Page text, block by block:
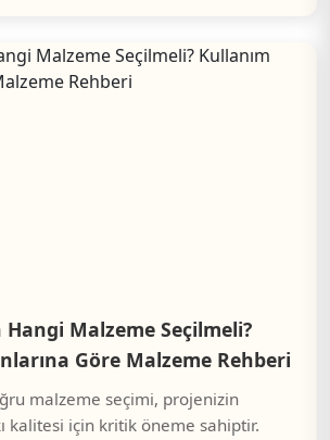
Hangi Malzeme Seçilmeli?
Göre Malzeme Rehberi
malzeme seçimi, projenizin
kalitesi için kritik öneme sahiptir.